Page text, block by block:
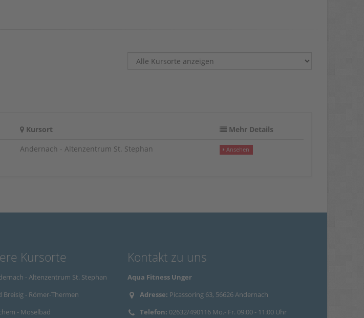
Kursort
Mehr Details
Andernach - Altenzentrum St. Stephan Ansehen
Kursorte
- Altenzentrum St. Stephan
Breisig - Römer-Thermen
- Moselbad
Kontakt zu uns
Aqua Fitness Unger
Adresse: Picassoring 63, 56626 Andernach
Telefon: 02632/490116 Mo.- Fr. 09:00 - 11:00 Uhr